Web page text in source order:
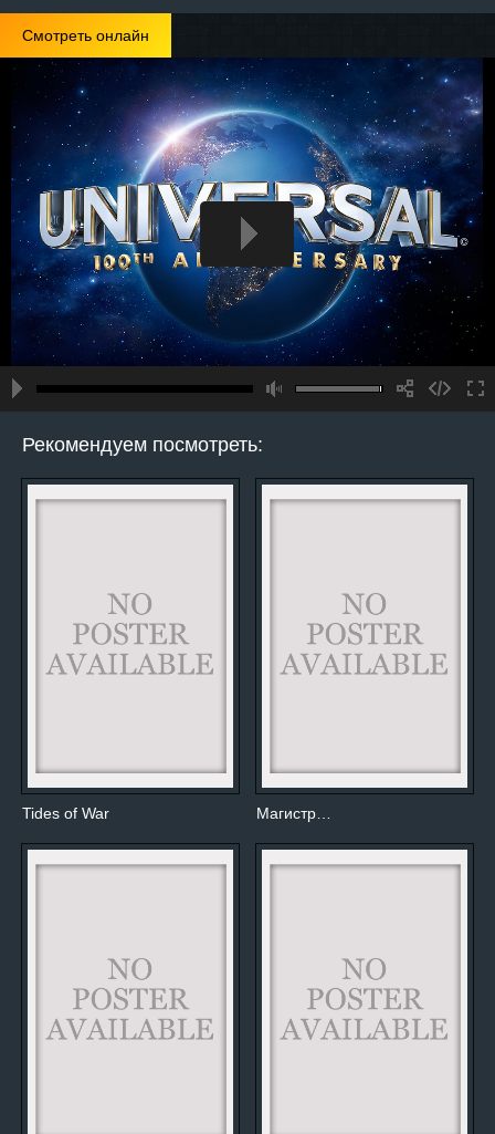
Смотреть онлайн
Рекомендуем посмотреть:
Tides of War Магистр…